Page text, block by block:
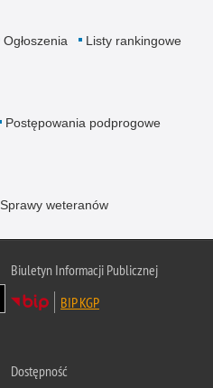
Ogłoszenia
Listy rankingowe
Postępowania podprogowe
Sprawy weteranów
Biuletyn Informacji Publicznej
BIP KGP
Dostępność